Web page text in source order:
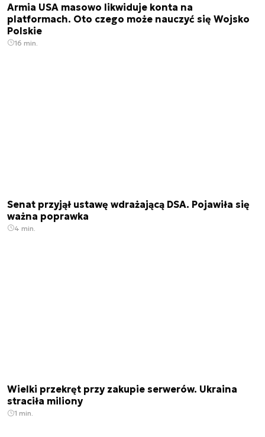
Armia USA masowo likwiduje konta na
platformach. Oto czego może nauczyć się Wojsko
Polskie
16 min.
Senat przyjął ustawę wdrażającą DSA. Pojawiła się
ważna poprawka
4 min.
Wielki przekręt przy zakupie serwerów. Ukraina
straciła miliony
1 min.